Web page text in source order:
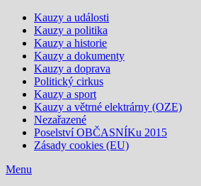
Kauzy a události
Kauzy a politika
Kauzy a historie
Kauzy a dokumenty
Kauzy a doprava
Politický cirkus
Kauzy a sport
Kauzy a větrné elektrárny (OZE)
Nezařazené
Poselství OBČASNÍKu 2015
Zásady cookies (EU)
Menu